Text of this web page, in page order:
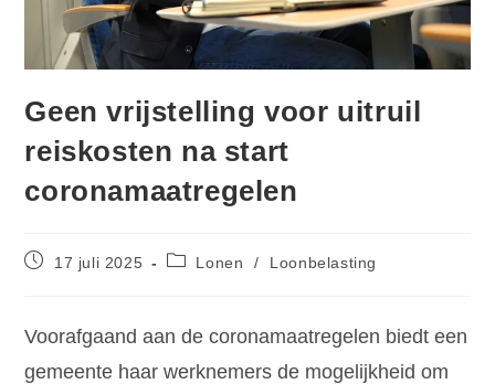
Geen vrijstelling voor uitruil
reiskosten na start
coronamaatregelen
17 juli 2025 Lonen / Loonbelasting
Voorafgaand aan de coronamaatregelen biedt een
gemeente haar werknemers de mogelijkheid om